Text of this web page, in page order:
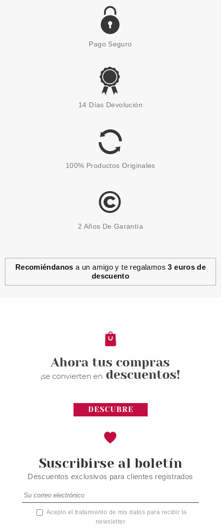
Pago Seguro
14 Días Devolución
100% Productos Originales
2 Años De Garantía
Recomiéndanos a un amigo y te regalamos3 euros de
descuento
Suscribirse al boletín
Descuentos exclusivos para clientes registrados
Acepto el tratamiento de mis datos para recibir la
newsletter